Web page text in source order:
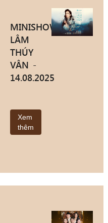
MINISHOW
LÂM
THÚY
VÂN -
14.08.2025
Xem
thêm